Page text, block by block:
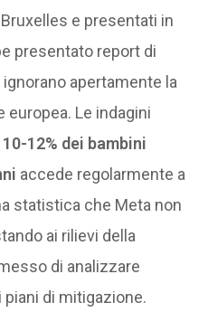
e presentati in
presentato report di
apertamente la
europea. Le indagini
10-12% dei bambini
accede regolarmente a
statistica che Meta non
ai rilievi della
di analizzare
di mitigazione.